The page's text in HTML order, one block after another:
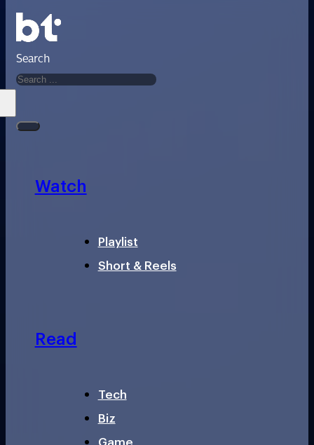
Search
Watch
Playlist
Short & Reels
Read
Tech
Biz
Game